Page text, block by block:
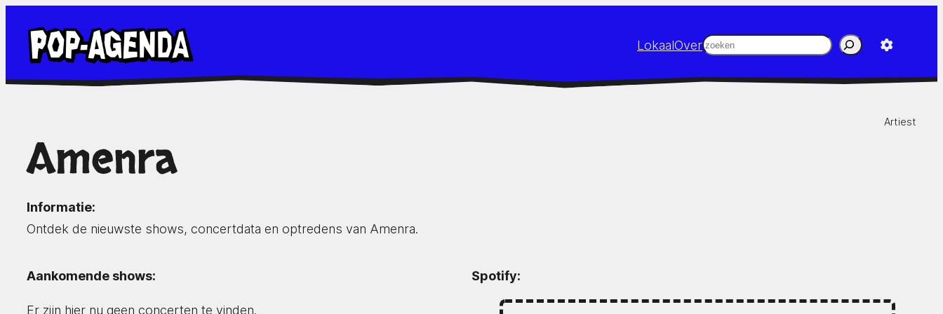
naar
inhoud
LokaalOverZoeken
Artiest
Amenra
Informatie:
Ontdek de nieuwste shows, concertdata en optredens van Amenra.
Aankomende shows:
Er zijn hier nu geen concerten te vinden.
Spotify: